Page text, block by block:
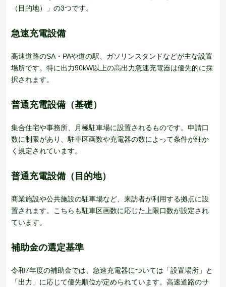
（目的地）」の3つです。
急速充電設備
高速道路のSA・PAや道の駅、ガソリンスタンドなどが主な設置
場所です。特に出力90kW以上の高出力急速充電器は優先的に採
択されます。
普通充電設備（基礎）
集合住宅や事務所、月極駐車場に設置されるものです。申請口
数に制限があり、駐車区画数や充電器の数によって条件が細か
く規定されています。
普通充電設備（目的地）
商業施設や公共施設の駐車場など、来訪者が利用する拠点に設
置されます。こちらも駐車区画数に応じた上限口数が設定され
ています。
補助金の選定基準
令和7年度の補助金では、急速充電器については「設置場所」と
「出力」に応じて優先順位が定められています。高速道路のサ